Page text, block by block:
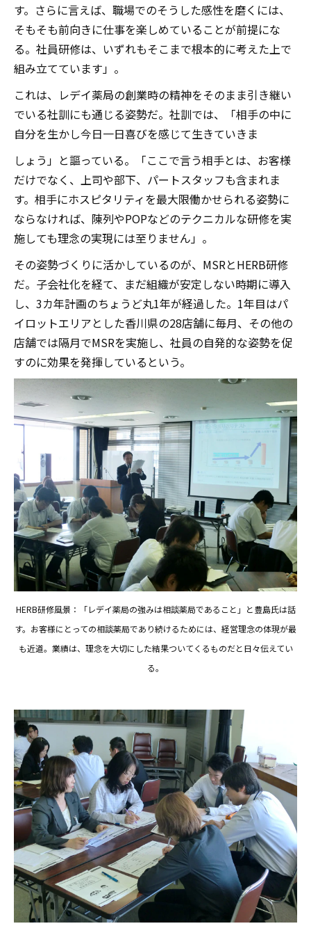
す。さらに言えば、職場でのそうした感性を磨くには、
そもそも前向きに仕事を楽しめていることが前提にな
る。社員研修は、いずれもそこまで根本的に考えた上で
組み立てています」。
これは、レデイ薬局の創業時の精神をそのまま引き継い
でいる社訓にも通じる姿勢だ。社訓では、「相手の中に
自分を生かし今日一日喜びを感じて生きていきま
しょう」と謳っている。「ここで言う相手とは、お客様
だけでなく、上司や部下、パートスタッフも含まれま
す。相手にホスピタリティを最大限働かせられる姿勢に
ならなければ、陳列やPOPなどのテクニカルな研修を実
施しても理念の実現には至りません」。
その姿勢づくりに活かしているのが、MSRとHERB研修
だ。子会社化を経て、まだ組織が安定しない時期に導入
し、3カ年計画のちょうど丸1年が経過した。1年目はパ
イロットエリアとした香川県の28店舗に毎月、その他の
店舗では隔月でMSRを実施し、社員の自発的な姿勢を促
すのに効果を発揮しているという。
HERB研修風景：「レデイ薬局の強みは相談薬局であること」と豊島氏は話
す。お客様にとっての相談薬局であり続けるためには、経営理念の体現が最
も近道。業績は、理念を大切にした結果ついてくるものだと日々伝えてい
る。